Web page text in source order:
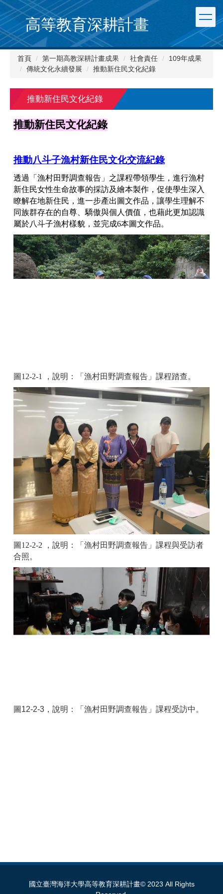
跳
到
主
要
內
高等教育深耕計畫
首頁 第一期高教深耕計畫成果 社會責任
109年成果
傳統文化永續發展
推動新住民文化紀錄
推動新住民文化紀錄
推動新住民文化紀錄
推動八斗子漁村新住民文化交流紀錄
透過「漁村田野調查報告」之課程帶領學生，進行漁村
新住民女性生命故事的採訪及繪本製作，促使學生深入
瞭解在地新住民，進一步產出圖文作品，讓學生理解不
同族群存在的自尊、驕傲與個人價值，也藉此更加認識
屬於八斗子漁村樣貌，並完成6本圖文作品。
圖12-2-1 ，說明：「漁村田野調查報告」課程踏查。
圖12-2-2 ，說明：「漁村田野調查報告」課程與受訪者
合照。
圖12-2-3 ，說明： 「漁村田野調查報告」課程受訪中。
國立臺灣海洋大學高等教育深耕計畫© 2023 All Rights